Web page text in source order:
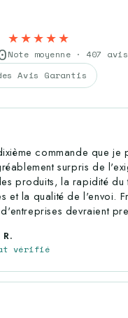
★★★★★
Note moyenne · 407
Avis Garantis
commande que je
surpris de
produits, la rapidité du
et la qualité de l'envoi.
devraient
R.
vérifié